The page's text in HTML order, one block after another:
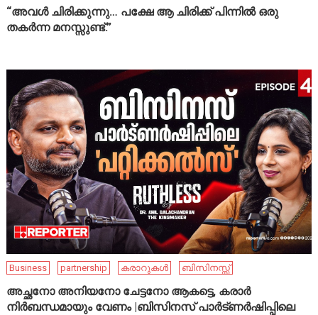
“അവൾ ചിരിക്കുന്നു… പക്ഷേ ആ ചിരിക്ക് പിന്നിൽ ഒരു
തകർന്ന മനസ്സുണ്ട്.”
Business partnership കരാറുകൾ ബിസിനസ്സ്
അച്ഛനോ അനിയനോ ചേട്ടനോ ആകട്ടെ, കരാർ
നിർബന്ധമായും വേണം |ബിസിനസ് പാർട്ണർഷിപ്പിലെ